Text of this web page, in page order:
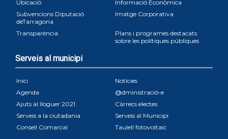
Ubicació
Informació Econòmica
Subvencions Diputació
deTarragona
Imatge Corporativa
Transparència
Plans i programes destacats
sobre les polítiques públiques
Serveis al municipi
Inici
Notícies
Agenda
@dministració-e
Ajuts al lloguer 2021
Càrrecs electes
Serveis a la ciutadania
Serveis al Municipi
Consell Comarcal
Taulell fotovoltaic